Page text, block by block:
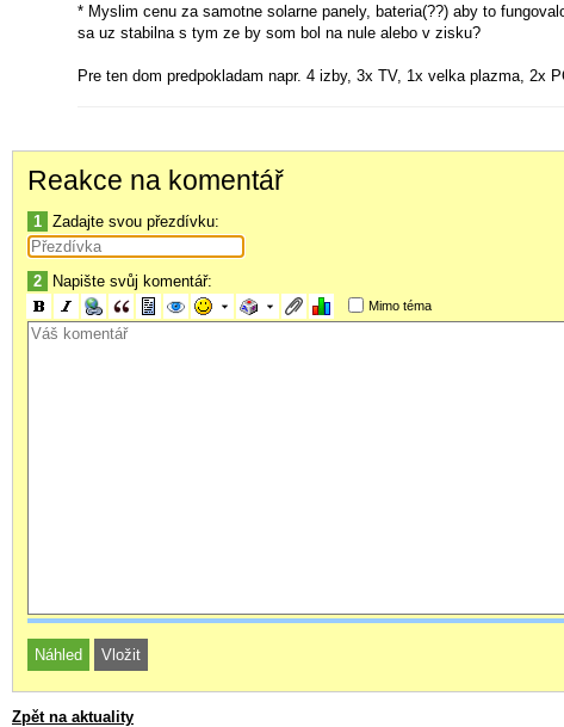
* Myslim cenu za samotne solarne panely, bateria(??) aby to
sa uz stabilna s tym ze by som bol na nule alebo v zisku?
Pre ten dom predpokladam napr. 4 izby, 3x TV, 1x velka plazma, 2x
Mozno to nie je spravne miesto, mozem vytvorit novu temu,
Reakce na komentář
1 Zadajte svou přezdívku:
2 Napište svůj komentář:
Mimo téma
Zpět na aktuality